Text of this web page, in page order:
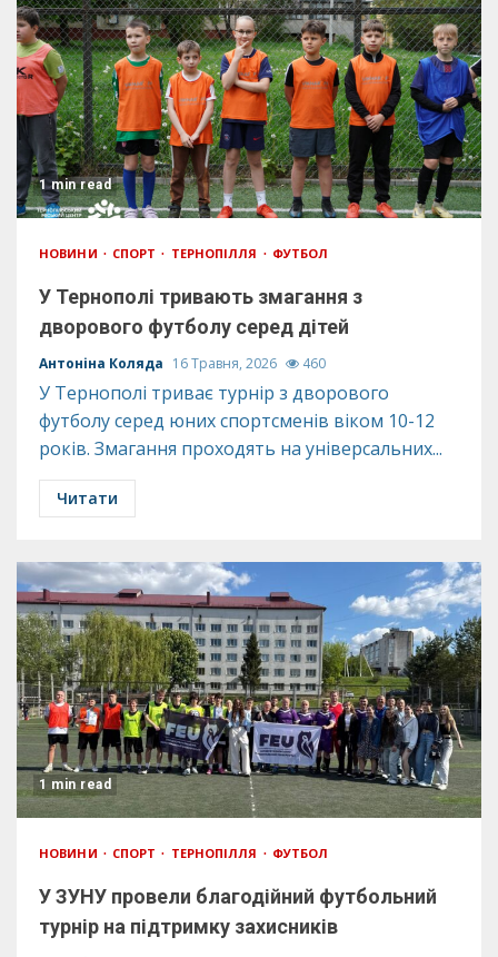
1 min read
НОВИНИ СПОРТ ТЕРНОПІЛЛЯ ФУТБОЛ
У Тернополі тривають змагання з
дворового футболу серед дітей
Антоніна Коляда 16 Травня, 2026 460
У Тернополі триває турнір з дворового
футболу серед юних спортсменів віком 10-12
років. Змагання проходять на універсальних...
Читати
1 min read
НОВИНИ СПОРТ ТЕРНОПІЛЛЯ ФУТБОЛ
У ЗУНУ провели благодійний футбольний
турнір на підтримку захисників